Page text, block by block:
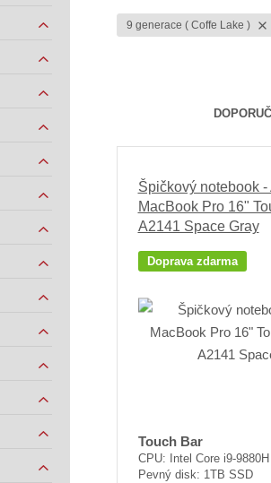
9 generace ( Coffe Lake )
Špičkový notebook -
MacBook Pro 16"
A2141 Space Gray
Doprava zdarma
Touch Bar
CPU: Intel Core i9-
Pevný disk: 1TB SSD